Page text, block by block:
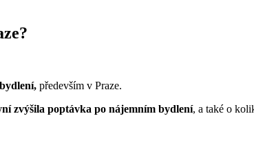
především v Praze.
zvýšila poptávka po nájemním bydlení, a také o